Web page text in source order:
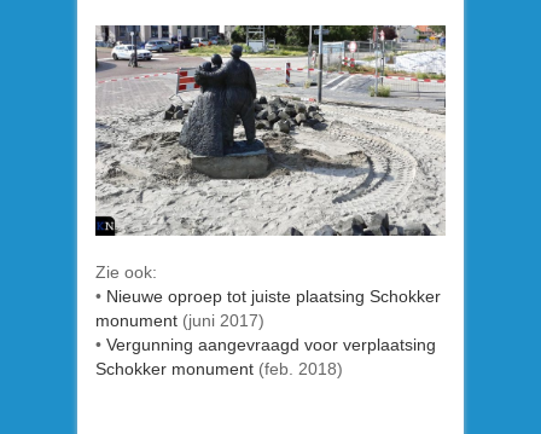
Zie ook:
• Nieuwe oproep tot juiste plaatsing Schokker
monument (juni 2017)
• Vergunning aangevraagd voor verplaatsing
Schokker monument (feb. 2018)